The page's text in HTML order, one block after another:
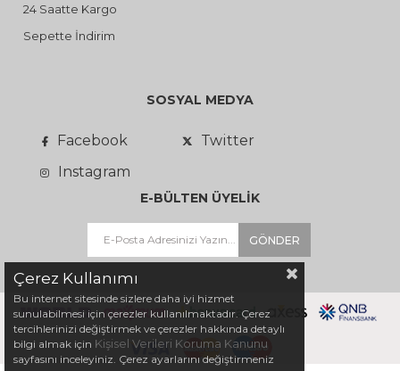
24 Saatte Kargo
Sepette İndirim
SOSYAL MEDYA
Facebook
Twitter
Instagram
E-BÜLTEN ÜYELİK
GÖNDER
Çerez Kullanımı
Bu internet sitesinde sizlere daha iyi hizmet
sunulabilmesi için çerezler kullanılmaktadır. Çerez
tercihlerinizi değiştirmek ve çerezler hakkında detaylı
bilgi almak için Kişisel Verileri Koruma Kanunu
sayfasını inceleyiniz. Çerez ayarlarını değiştirmeniz